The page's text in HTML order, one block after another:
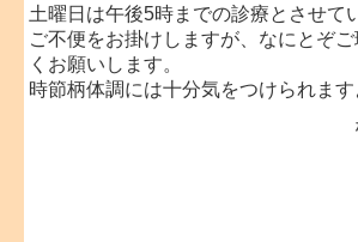
土曜日は午後5時までの診療とさせて
ご不便をお掛けしますが、なにとぞ
くお願いします。
時節柄体調には十分気をつけられます